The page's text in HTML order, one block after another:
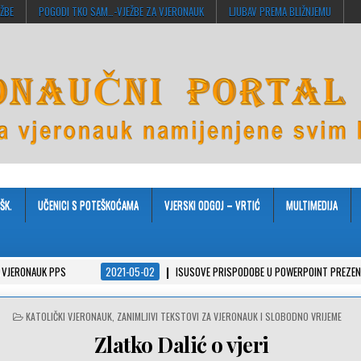
POGODI TKO SAM…-VJEŽBE ZA VJERONAUK LJUBAV PREMA BLIŽNJEMU
UČENICI S POTEŠKOĆAMA VJERSKI ODGOJ – VRTIĆ MULTIMEDIJA
2021-05-02 ISUSOVE PRISPODOBE U POWERPOINT PREZENTACIJAMA
POSTED
KATOLIČKI VJERONAUK ZANIMLJIVI TEKSTOVI ZA VJERONAUK I SLOBODNO VRIJEME
Zlatko Dalić o vjeri